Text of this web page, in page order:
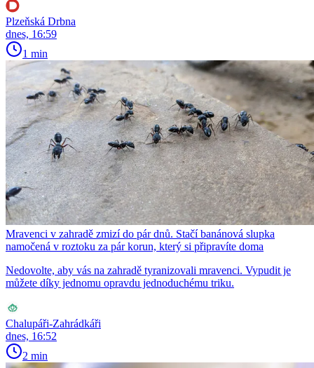
Plzeňská Drbna
dnes, 16:59
1 min
Mravenci v zahradě zmizí do pár dnů. Stačí banánová slupka
namočená v roztoku za pár korun, který si připravíte doma
Nedovolte, aby vás na zahradě tyranizovali mravenci. Vypudit je
můžete díky jednomu opravdu jednoduchému triku.
Chalupáři-Zahrádkáři
dnes, 16:52
2 min